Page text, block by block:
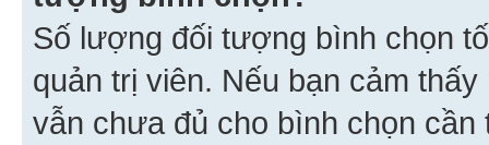
Số lượng đối tượng bình chọn
quản trị viên. Nếu bạn cảm
vẫn chưa đủ cho bình chọn